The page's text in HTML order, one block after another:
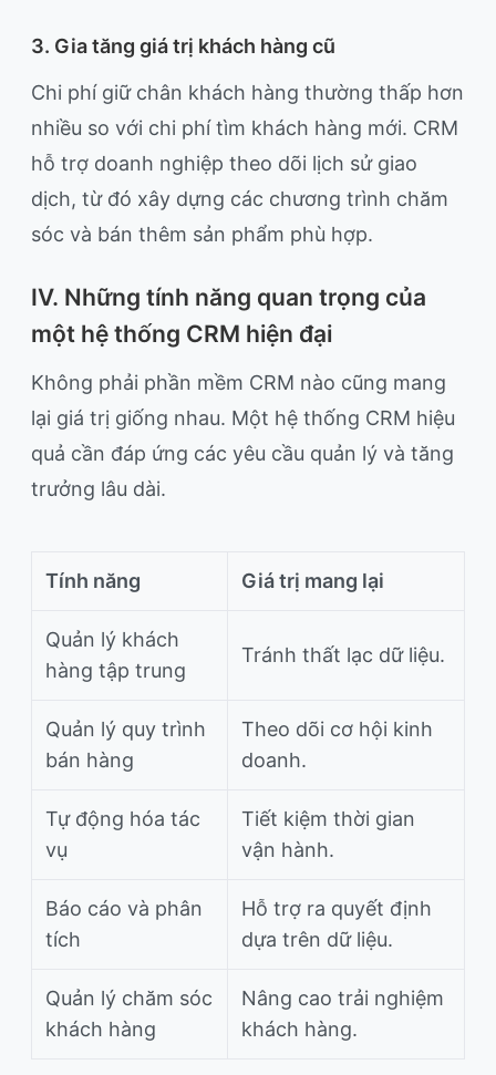
3. Gia tăng giá trị khách hàng cũ
Chi phí giữ chân khách hàng thường thấp hơn
nhiều so với chi phí tìm khách hàng mới. CRM
hỗ trợ doanh nghiệp theo dõi lịch sử giao
dịch, từ đó xây dựng các chương trình chăm
sóc và bán thêm sản phẩm phù hợp.
IV. Những tính năng quan trọng của
một hệ thống CRM hiện đại
Không phải phần mềm CRM nào cũng mang
lại giá trị giống nhau. Một hệ thống CRM hiệu
quả cần đáp ứng các yêu cầu quản lý và tăng
trưởng lâu dài.
Tính năng Giá trị mang lại
Quản lý khách
hàng tập trung
Tránh thất lạc dữ liệu.
Quản lý quy trình
bán hàng
Theo dõi cơ hội kinh
doanh.
Tự động hóa tác
vụ
Tiết kiệm thời gian
vận hành.
Báo cáo và phân
tích
Hỗ trợ ra quyết định
dựa trên dữ liệu.
Quản lý chăm sóc
khách hàng
Nâng cao trải nghiệm
khách hàng.